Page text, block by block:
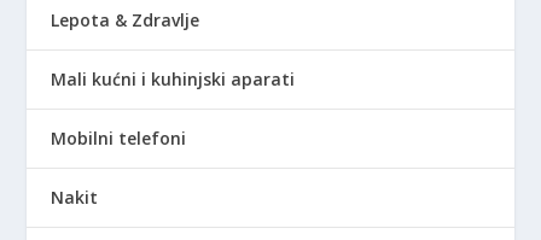
Lepota & Zdravlje
Mali kućni i kuhinjski aparati
Mobilni telefoni
Nakit